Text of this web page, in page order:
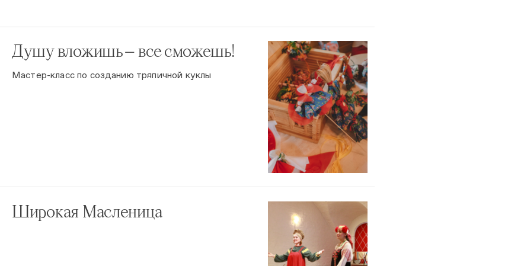
Душу вложишь — все сможешь!
Мастер-класс по созданию тряпичной куклы
Широкая Масленица